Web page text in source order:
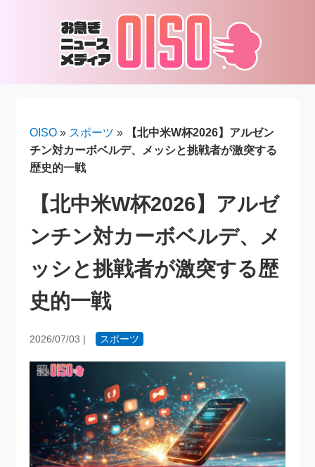
OISO » スポーツ »
【北中米W杯2026】アルゼン
チン対カーボベルデ、メッシと挑戦者が激突する
歴史的一戦
【北中米W杯2026】アルゼ
ンチン対カーボベルデ、メ
ッシと挑戦者が激突する歴
史的一戦
2026/07/03 | スポーツ